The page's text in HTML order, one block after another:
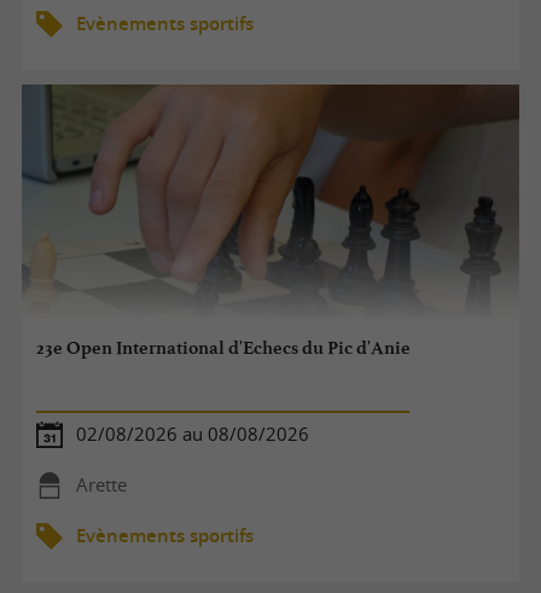
Evènements sportifs
23e Open International d'Echecs du Pic d'Anie
02/08/2026 au 08/08/2026
Arette
Evènements sportifs